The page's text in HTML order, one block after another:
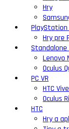
Hry
PlayStation
Hry pre
Standalone
Lenovo
Oculus
PC VR
HTC
Oculus
HTC
Hry a